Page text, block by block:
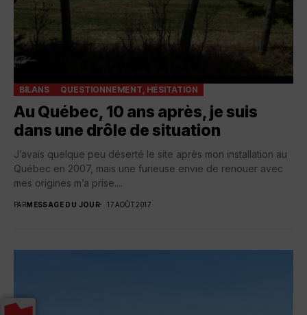
BILANS QUESTIONNEMENT, HÉSITATION
Au Québec, 10 ans après, je suis
dans une drôle de situation
J’avais quelque peu déserté le site après mon installation au
Québec en 2007, mais une furieuse envie de renouer avec
mes origines m’a prise....
PARMESSAGE DU JOUR 17 AOÛT 2017